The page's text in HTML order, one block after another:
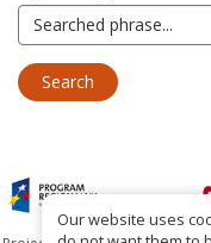
Our website uses